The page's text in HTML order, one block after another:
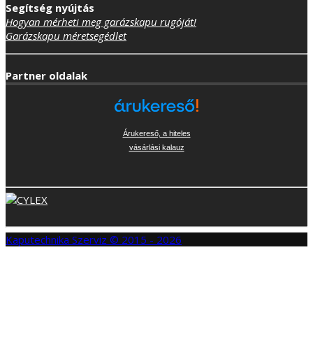
Segítség nyújtás
Hogyan mérheti meg garázskapu rugóját!
Garázskapu méretsegédlet
Partner oldalak
Árukereső, a hiteles
vásárlási kalauz
Kaputechnika Szerviz © 2015 - 2026